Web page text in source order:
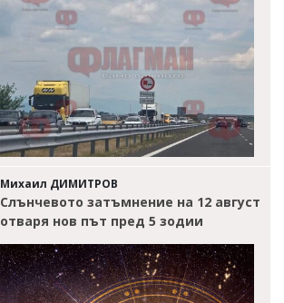
Михаил ДИМИТРОВ
Слънчевото затъмнение на 12 август
отваря нов път пред 5 зодии